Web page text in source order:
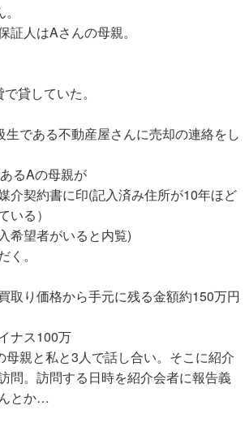
証人はAさんの母親。
貸していた。
生である不動産屋さんに売却の連絡をし
るAの母親が
介契約書に印(記入済み住所が10年ほど
いる）
希望者がいると内覧)
。
取り価格から手元に残る金額約150万円
ナス100万
母親と私と3人で話し合い。そこに紹介
問。訪問する日時を紹介会者に報告義
とか…